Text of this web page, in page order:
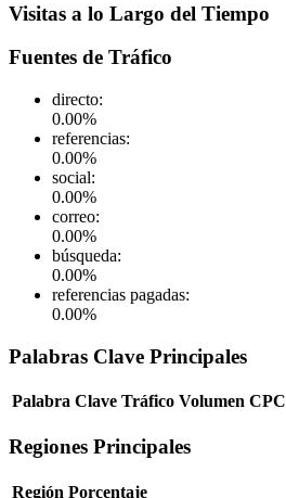
Visitas a lo Largo del Tiempo
Fuentes de Tráfico
directo:
0.00%
referencias:
0.00%
social:
0.00%
correo:
0.00%
búsqueda:
0.00%
referencias pagadas:
0.00%
Palabras Clave Principales
Palabra Clave Tráfico Volumen CPC
Regiones Principales
Región Porcentaje